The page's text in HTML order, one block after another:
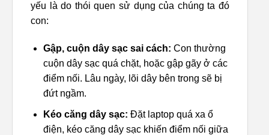
yếu là do thói quen sử dụng của chúng ta đó
con:
Gập, cuộn dây sạc sai cách: Con thường
cuộn dây sạc quá chặt, hoặc gập gãy ở các
điểm nối. Lâu ngày, lõi dây bên trong sẽ bị
đứt ngầm.
Kéo căng dây sạc: Đặt laptop quá xa ổ
điện, kéo căng dây sạc khiến điểm nối giữa